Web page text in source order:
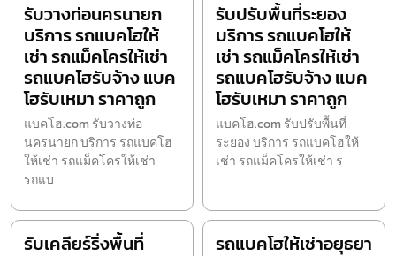
รับวางท่อนครนายก
บริการ รถแบคโฮให้
เช่า รถแม็คโครให้เช่า
รถแบคโฮรับจ้าง แบค
โฮรับเหมา ราคาถูก
แบคโฮ.com รับวางท่อ
นครนายก บริการ รถแบคโฮ
ให้เช่า รถแม็คโครให้เช่า
รถแบ
รับปรับพื้นที่ระยอง
บริการ รถแบคโฮให้
เช่า รถแม็คโครให้เช่า
รถแบคโฮรับจ้าง แบค
โฮรับเหมา ราคาถูก
แบคโฮ.com รับปรับพื้นที่
ระยอง บริการ รถแบคโฮให้
เช่า รถแม็คโครให้เช่า ร
รับเคลียร์ริ่งพื้นที่
รถแบคโฮให้เช่าอยุธยา